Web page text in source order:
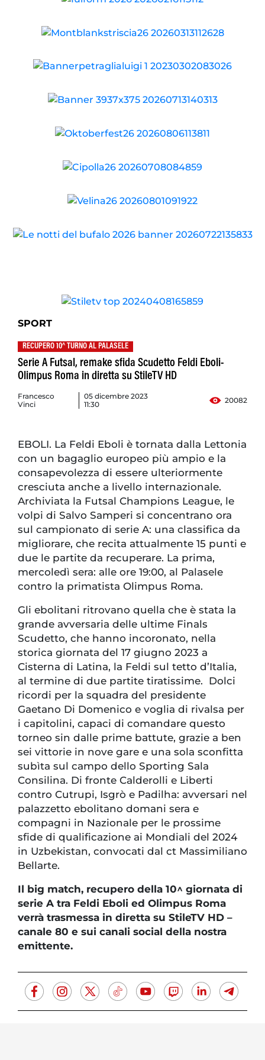
SPORT
RECUPERO 10^ TURNO AL PALASELE
Serie A Futsal, remake sfida Scudetto Feldi Eboli-
Olimpus Roma in diretta su StileTV HD
Francesco
Vinci
05 dicembre 2023
11:30
20082
EBOLI. La Feldi Eboli è tornata dalla Lettonia
con un bagaglio europeo più ampio e la
consapevolezza di essere ulteriormente
cresciuta anche a livello internazionale.
Archiviata la Futsal Champions League, le
volpi di Salvo Samperi si concentrano ora
sul campionato di serie A: una classifica da
migliorare, che recita attualmente 15 punti e
due le partite da recuperare. La prima,
mercoledì sera: alle ore 19:00, al Palasele
contro la primatista Olimpus Roma.
Gli ebolitani ritrovano quella che è stata la
grande avversaria delle ultime Finals
Scudetto, che hanno incoronato, nella
storica giornata del 17 giugno 2023 a
Cisterna di Latina, la Feldi sul tetto d’Italia,
al termine di due partite tiratissime. Dolci
ricordi per la squadra del presidente
Gaetano Di Domenico e voglia di rivalsa per
i capitolini, capaci di comandare questo
torneo sin dalle prime battute, grazie a ben
sei vittorie in nove gare e una sola sconfitta
subìta sul campo dello Sporting Sala
Consilina. Di fronte Calderolli e Liberti
contro Cutrupi, Isgrò e Padilha: avversari nel
palazzetto ebolitano domani sera e
compagni in Nazionale per le prossime
sfide di qualificazione ai Mondiali del 2024
in Uzbekistan, convocati dal ct Massimiliano
Bellarte.
Il big match, recupero della 10^ giornata di
serie A tra Feldi Eboli ed Olimpus Roma
verrà trasmessa in diretta su StileTV HD –
canale 80 e sui canali social della nostra
emittente.